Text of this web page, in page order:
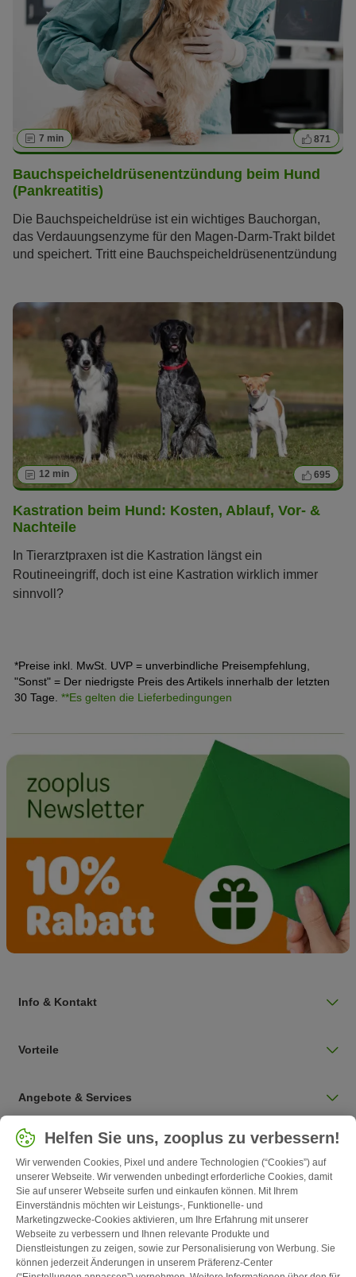
7 min 871
Bauchspeicheldrüsenentzündung beim Hund
(Pankreatitis)
Die Bauchspeicheldrüse ist ein wichtiges Bauchorgan,
das Verdauungsenzyme für den Magen-Darm-Trakt bildet
und speichert. Tritt eine Bauchspeicheldrüsenentzündung
folgenden Artikel alles, was Sie über diese Krankheit
wissen müssen.
12 min 695
Kastration beim Hund: Kosten, Ablauf, Vor- &
Nachteile
In Tierarztpraxen ist die Kastration längst ein
Routineeingriff, doch ist eine Kastration wirklich immer
sinnvoll?
*Preise inkl. MwSt. UVP = unverbindliche Preisempfehlung,
"Sonst" = Der niedrigste Preis des Artikels innerhalb der letzten
30 Tage. **Es gelten die Lieferbedingungen
Info & Kontakt
Vorteile
Angebote & Services
Land auswählen
Deutschland / DE
Follow zooplus
Helfen Sie uns, zooplus zu verbessern!
Wir verwenden Cookies, Pixel und andere Technologien (“Cookies”) auf
unserer Webseite. Wir verwenden unbedingt erforderliche Cookies, damit
Sie auf unserer Webseite surfen und einkaufen können. Mit Ihrem
Einverständnis möchten wir Leistungs-, Funktionelle- und
Marketingzwecke-Cookies aktivieren, um Ihre Erfahrung mit unserer
Webseite zu verbessern und Ihnen relevante Produkte und
Dienstleistungen zu zeigen, sowie zur Personalisierung von Werbung. Sie
können jederzeit Änderungen in unserem Präferenz-Center